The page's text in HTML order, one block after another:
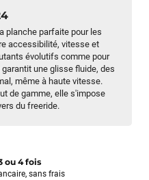
planche parfaite pour les
accessibilité, vitesse et
évolutifs comme pour
une glisse fluide, des
même à haute vitesse.
de gamme, elle s'impose
du freeride.
ou 4 fois
sans frais